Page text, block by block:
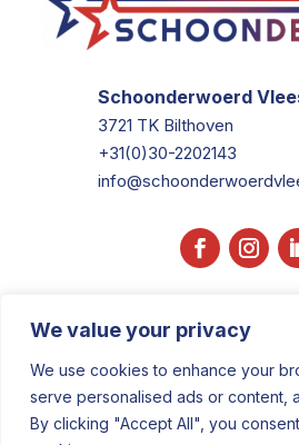
We value your privacy
We use cookies to enhance your
serve personalised ads or content,
By clicking "Accept All", you
Schoonderwoerd
3721 TK Bilthoven
+31(0)30-2202143